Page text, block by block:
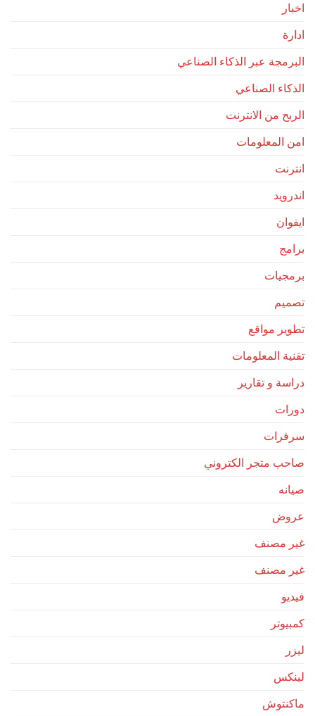
اخبار
ادارة
البرمجة عبر الذكاء الصناعي
الذكاء الصناعي
الربح من الانترنت
امن المعلومات
انترنت
اندرويد
ايفوان
برامج
برمجيات
تصميم
تطوير مواقع
تقنية المعلومات
دراسة و تقارير
دورات
سرفرات
صاحب متجر الكتروني
صيانه
عروض
غير مصنف
غير مصنف
فيديو
كمبيوتر
ليزر
لينكس
ماكنتوش